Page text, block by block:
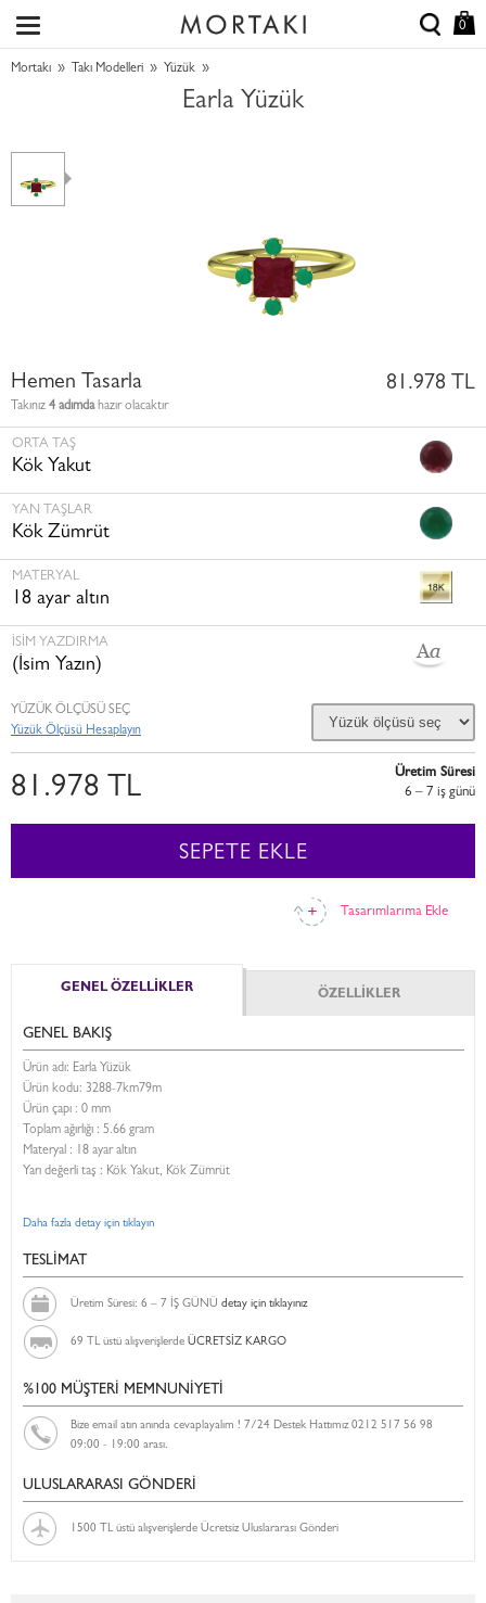
0
Mortakı » Takı Modelleri » Yüzük »
Earla Yüzük
Hemen Tasarla
Takınız 4 adımdahazır olacaktır
81.978 TL
ORTA TAŞ
Kök Yakut
YAN TAŞLAR
Kök Zümrüt
MATERYAL
18 ayar altın
İSİM YAZDIRMA
(İsim Yazın)
Tasarımlarıma Ekle
YÜZÜK ÖLÇÜSÜ SEÇ
Yüzük Ölçüsü Hesaplayın
81.978 TL
Üretim Süresi
6 – 7 i̇ş günü
SEPETE EKLE
GENEL ÖZELLİKLER ÖZELLİKLER
GENEL BAKIŞ
Ürün adı: Earla Yüzük
Ürün kodu: 3288-7km79m
Ürün çapı : 0 mm
Toplam ağırlığı : 5.66 gram
Materyal : 18 ayar altın
Yarı değerli taş : Kök Yakut, Kök Zümrüt
Daha fazla detay için tıklayın
TESLİMAT
Üretim Süresi: 6 – 7 İŞ GÜNÜ detay için tıklayınız
69 TL üstü alışverişlerde ÜCRETSİZ KARGO
%100 MÜŞTERİ MEMNUNİYETİ
Bize email atın anında cevaplayalım ! 7/24 Destek Hattımız 0212 517 56 98
09:00 - 19:00 arası.
ULUSLARARASI GÖNDERİ
1500 TL üstü alışverişlerde Ücretsiz Uluslararası Gönderi